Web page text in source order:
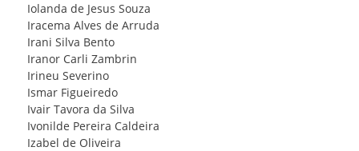
Iolanda de Jesus Souza
Iracema Alves de Arruda
Irani Silva Bento
Iranor Carli Zambrin
Irineu Severino
Ismar Figueiredo
Ivair Tavora da Silva
Ivonilde Pereira Caldeira
Izabel de Oliveira